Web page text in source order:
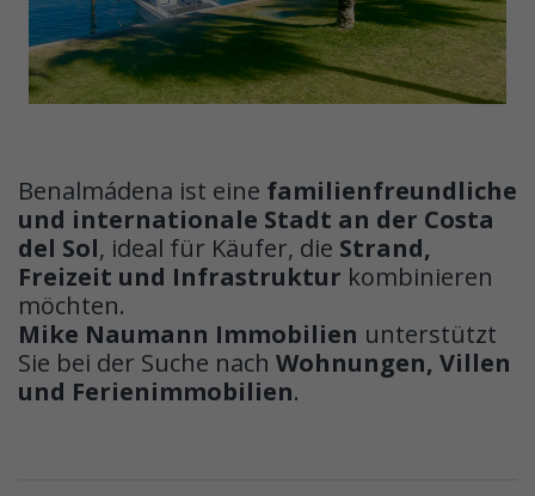
Benalmádena ist eine familienfreundliche
und internationale Stadt an der Costa
del Sol, ideal für Käufer, die Strand,
Freizeit und Infrastruktur kombinieren
möchten.
Mike Naumann Immobilien unterstützt
Sie bei der Suche nach Wohnungen, Villen
und Ferienimmobilien.